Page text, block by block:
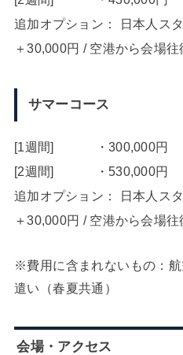
追加オプション： 日本人ス
＋30,000円 / 空港から会場往
サマーコース
[1週間] ・300,000円
[2週間] ・530,000円
追加オプション： 日本人ス
＋30,000円 / 空港から会場往
※費用に含まれないもの：
遣い（春夏共通）
会場・アクセス